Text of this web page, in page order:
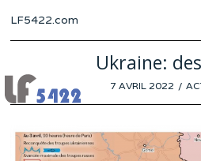
LF5422.com
Ukraine:
POSTED
7 AVRIL 2022 6